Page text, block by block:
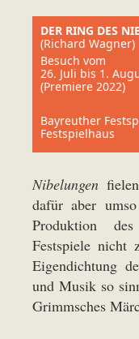
DER RING DES
(Richard Wagner)
Besuch vom
26. Juli bis 1.
(Premiere 2022)
Bayreuther
Festspielhaus
Nibelungen
dafür aber
Produktion
Festspiele nicht
Eigendichtung
und Musik so
Grimmsches